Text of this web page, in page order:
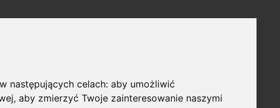
następujących celach:aby umożliwić
,aby zmierzyć Twoje zainteresowanie naszymi